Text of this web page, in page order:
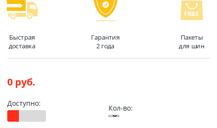
Быстрая
доставка
Гарантия
2 года
Пакеты
для шин
0 руб.
Доступно:
Кол-во: